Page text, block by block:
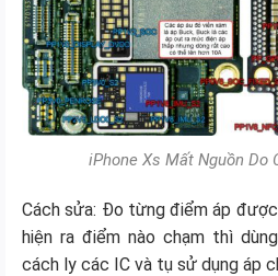
iPhone Xs Mất Nguồn Do
Cách sửa: Đo từng điểm áp
hiện ra điểm nào chạm thì
cách ly các IC và tụ sử dụng áp